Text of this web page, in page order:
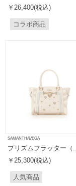
￥26,400(税込)
コラボ商品
SAMANTHAVEGA
プリズムフラッター（...
￥25,300(税込)
人気商品